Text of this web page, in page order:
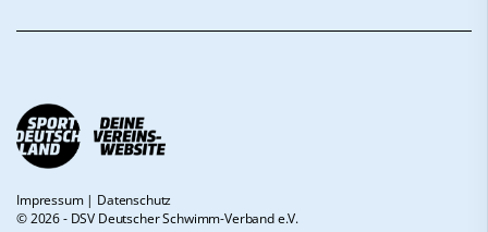
Impressum| Datenschutz
© 2026 - DSV Deutscher Schwimm-Verband e.V.